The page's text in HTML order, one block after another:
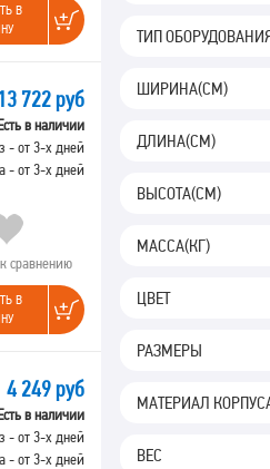
ТИП
ШИРИНА(СМ)
ДЛИНА(СМ)
ВЫСОТА(СМ)
МАССА(КГ)
ЦВЕТ
РАЗМЕРЫ
МАТЕРИАЛ
ВЕС
В
13 722 руб
в наличии
- от 3-х дней
- от 3-х дней
сравнению
В
4 249 руб
в наличии
- от 3-х дней
- от 3-х дней